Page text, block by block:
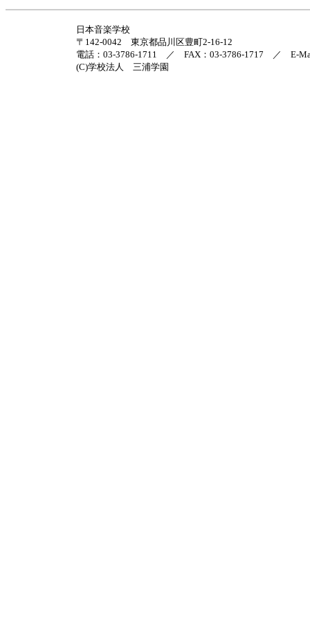
日本音楽学校
〒142-0042 東京都品川区豊町2-16-12
電話：03-3786-1711 ／ FAX：03-3786-1717 ／ E-
(C)学校法人 三浦学園